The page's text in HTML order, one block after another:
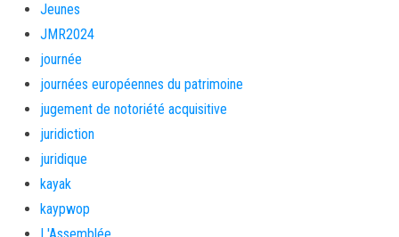
Jeunes
JMR2024
journée
journées européennes du patrimoine
jugement de notoriété acquisitive
juridiction
juridique
kayak
kaypwop